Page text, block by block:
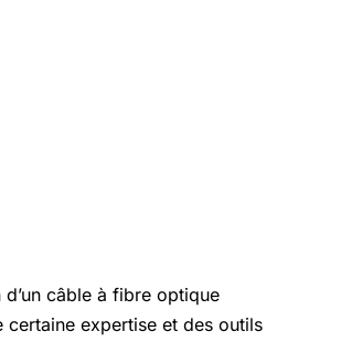
d’un câble à fibre optique
certaine expertise et des outils